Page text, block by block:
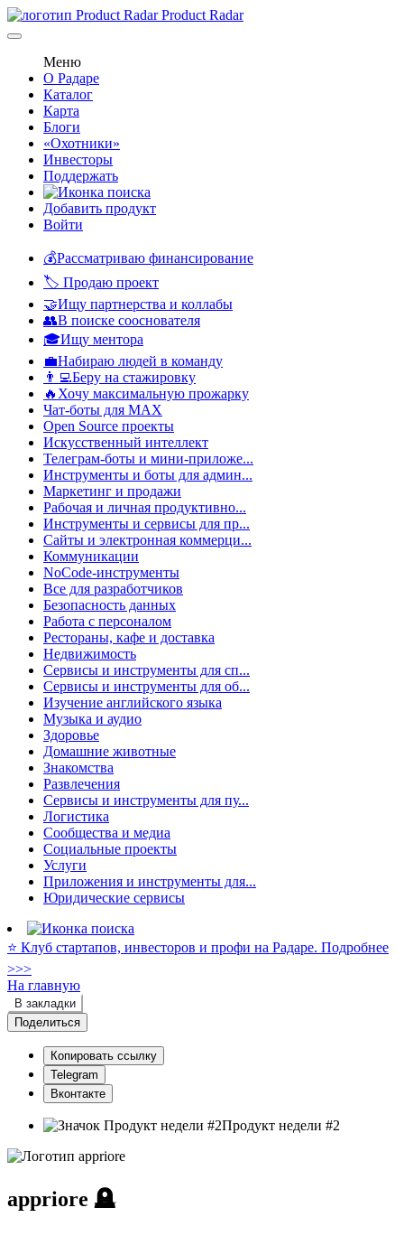
Product Radar
Меню
О Радаре
Каталог
Карта
Блоги
«Охотники»
Инвесторы
Поддержать
Добавить продукт
Войти
💰Рассматриваю финансирование
🏷️ Продаю проект
🤝Ищу партнерства и коллабы
👥В поиске сооснователя
🎓Ищу ментора
💼Набираю людей в команду
👨‍💻Беру на стажировку
🔥Хочу максимальную прожарку
Чат-боты для MAX
Open Source проекты
Искусственный интеллект
Телеграм-боты и мини-приложе...
Инструменты и боты для админ...
Маркетинг и продажи
Рабочая и личная продуктивно...
Инструменты и сервисы для пр...
Сайты и электронная коммерци...
Коммуникации
NoCode-инструменты
Все для разработчиков
Безопасность данных
Работа с персоналом
Рестораны, кафе и доставка
Недвижимость
Сервисы и инструменты для сп...
Сервисы и инструменты для об...
Изучение английского языка
Музыка и аудио
Здоровье
Домашние животные
Знакомства
Развлечения
Сервисы и инструменты для пу...
Логистика
Сообщества и медиа
Социальные проекты
Услуги
Приложения и инструменты для...
Юридические сервисы
⭐️ Клуб стартапов, инвесторов и профи на Радаре. Подробнее
>>>
На главную
В закладки
Поделиться
Копировать ссылку
Telegram
Вконтакте
Продукт недели #2
appriore 🪦